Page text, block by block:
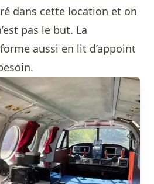
dans cette location et on
pas le but. La
aussi en lit d’appoint